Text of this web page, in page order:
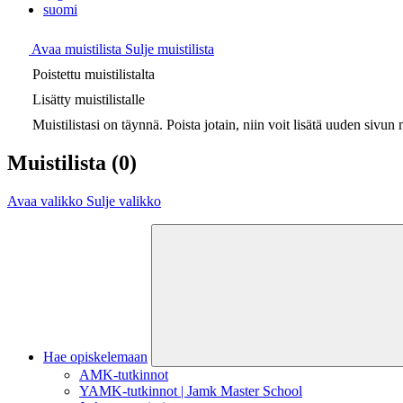
suomi
Avaa muistilista Sulje muistilista
Poistettu muistilistalta
Lisätty muistilistalle
Muistilistasi on täynnä. Poista jotain, niin voit lisätä uuden sivun
Muistilista (0)
Avaa valikko Sulje valikko
Hae opiskelemaan
AMK-tutkinnot
YAMK-tutkinnot | Jamk Master School